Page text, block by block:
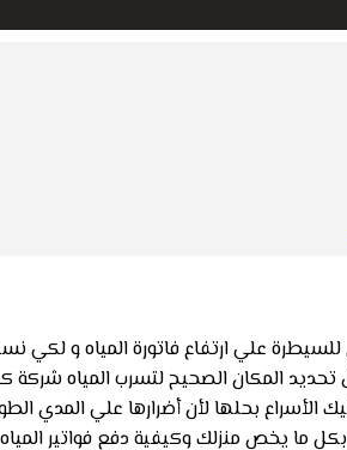
للسيطرة علي ارتفاع فاتورة المياه
تحديد المكان الصحيح لتسرب المياه
بحلها لأن أضرارها علي المدي
يخص منزلك وكيفية دفع فواتير المياه